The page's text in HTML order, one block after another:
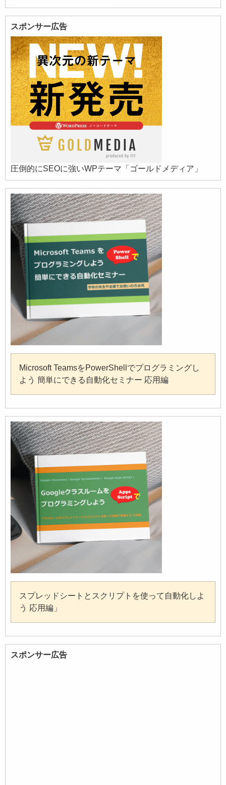
スポンサー広告
圧倒的にSEOに強いWPテーマ「ゴールドメディア」
Microsoft TeamsをPowerShellでプログラミングし
よう 簡単にできる自動化セミナー 応用編
スプレッドシートとスクリプトを使って自動化しよ
う 応用編」
スポンサー広告